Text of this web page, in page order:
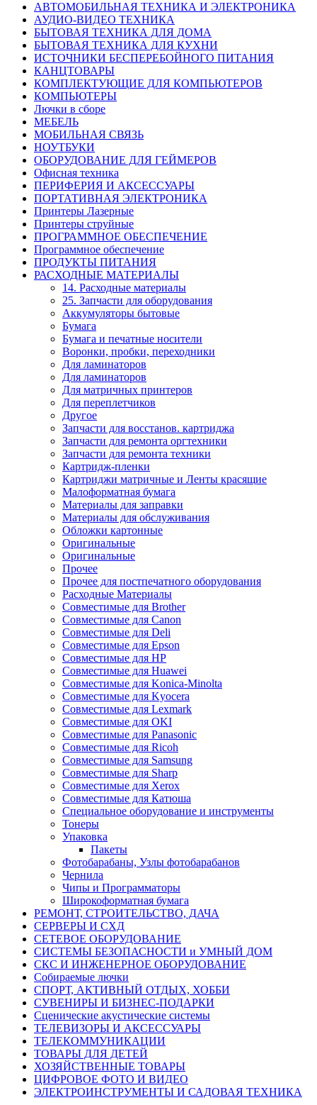
АВТОМОБИЛЬНАЯ ТЕХНИКА И ЭЛЕКТРОНИКА
АУДИО-ВИДЕО ТЕХНИКА
БЫТОВАЯ ТЕХНИКА ДЛЯ ДОМА
БЫТОВАЯ ТЕХНИКА ДЛЯ КУХНИ
ИСТОЧНИКИ БЕСПЕРЕБОЙНОГО ПИТАНИЯ
КАНЦТОВАРЫ
КОМПЛЕКТУЮЩИЕ ДЛЯ КОМПЬЮТЕРОВ
КОМПЬЮТЕРЫ
Лючки в сборе
МЕБЕЛЬ
МОБИЛЬНАЯ СВЯЗЬ
НОУТБУКИ
ОБОРУДОВАНИЕ ДЛЯ ГЕЙМЕРОВ
Офисная техника
ПЕРИФЕРИЯ И АКСЕССУАРЫ
ПОРТАТИВНАЯ ЭЛЕКТРОНИКА
Принтеры Лазерные
Принтеры струйные
ПРОГРАММНОЕ ОБЕСПЕЧЕНИЕ
Программное обеспечение
ПРОДУКТЫ ПИТАНИЯ
РАСХОДНЫЕ МАТЕРИАЛЫ
14. Расходные материалы
25. Запчасти для оборудования
Аккумуляторы бытовые
Бумага
Бумага и печатные носители
Воронки, пробки, переходники
Для ламинаторов
Для ламинаторов
Для матричных принтеров
Для переплетчиков
Другое
Запчасти для восстанов. картриджа
Запчасти для ремонта оргтехники
Запчасти для ремонта техники
Картридж-пленки
Картриджи матричные и Ленты красящие
Малоформатная бумага
Материалы для заправки
Материалы для обслуживания
Обложки картонные
Оригинальные
Оригинальные
Прочее
Прочее для постпечатного оборудования
Расходные Материалы
Совместимые для Brother
Совместимые для Canon
Совместимые для Deli
Совместимые для Epson
Совместимые для HP
Совместимые для Huawei
Совместимые для Konica-Minolta
Совместимые для Kyocera
Совместимые для Lexmark
Совместимые для OKI
Совместимые для Panasonic
Совместимые для Ricoh
Совместимые для Samsung
Совместимые для Sharp
Совместимые для Xerox
Совместимые для Катюша
Специальное оборудование и инструменты
Тонеры
Упаковка
Пакеты
Фотобарабаны, Узлы фотобарабанов
Чернила
Чипы и Программаторы
Широкоформатная бумага
РЕМОНТ, СТРОИТЕЛЬСТВО, ДАЧА
СЕРВЕРЫ И СХД
СЕТЕВОЕ ОБОРУДОВАНИЕ
СИСТЕМЫ БЕЗОПАСНОСТИ и УМНЫЙ ДОМ
СКС И ИНЖЕНЕРНОЕ ОБОРУДОВАНИЕ
Собираемые лючки
СПОРТ, АКТИВНЫЙ ОТДЫХ, ХОББИ
СУВЕНИРЫ И БИЗНЕС-ПОДАРКИ
Сценические акустические системы
ТЕЛЕВИЗОРЫ И АКСЕССУАРЫ
ТЕЛЕКОММУНИКАЦИИ
ТОВАРЫ ДЛЯ ДЕТЕЙ
ХОЗЯЙСТВЕННЫЕ ТОВАРЫ
ЦИФРОВОЕ ФОТО И ВИДЕО
ЭЛЕКТРОИНСТРУМЕНТЫ И САДОВАЯ ТЕХНИКА